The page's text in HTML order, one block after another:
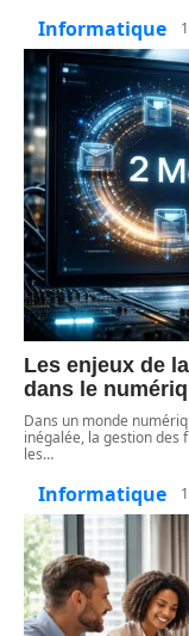
Informatique
Les enjeux de
dans le
Dans un monde
inégalée, la gestion des
les…
Informatique